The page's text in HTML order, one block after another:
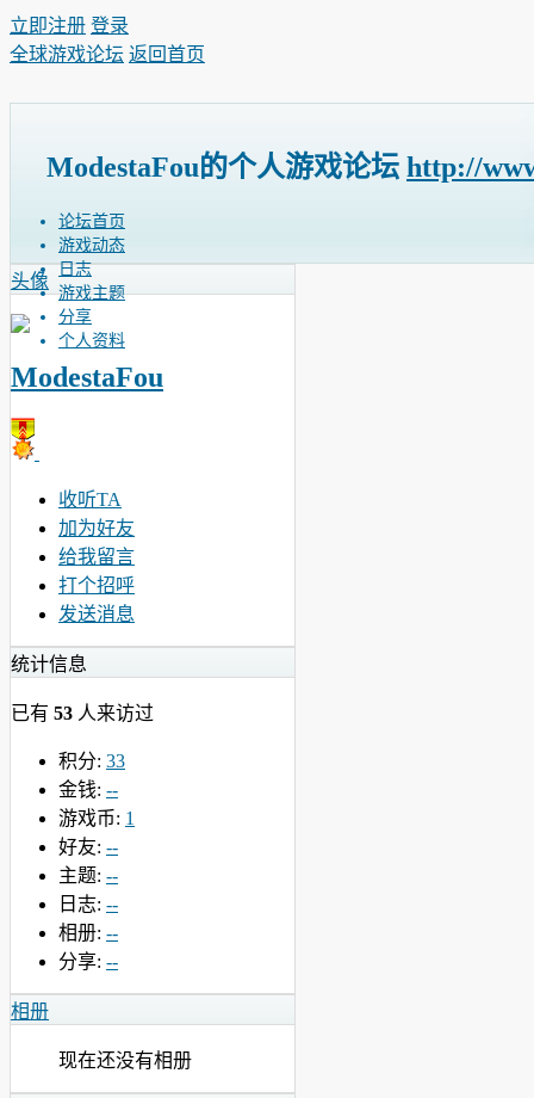
立即注册 登录
全球游戏论坛 返回首页
ModestaFou的个人游戏论坛 http://
论坛首页
游戏动态
日志
游戏主题
分享
个人资料
头像
ModestaFou
收听TA
加为好友
给我留言
打个招呼
发送消息
统计信息
已有 53 人来访过
积分: 33
金钱: --
游戏币: 1
好友: --
主题: --
日志: --
相册: --
分享: --
相册
现在还没有相册